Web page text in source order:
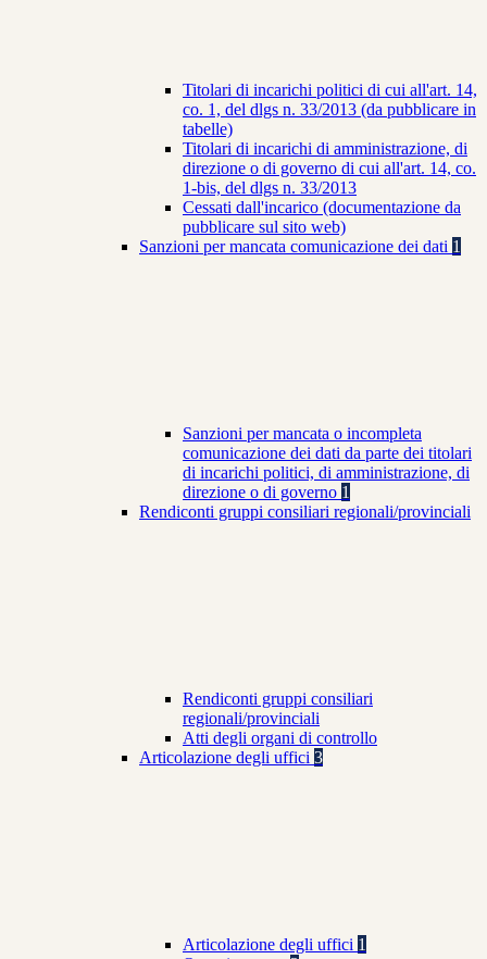
Titolari di incarichi politici di cui all'art. 14,
co. 1, del dlgs n. 33/2013 (da pubblicare in
tabelle)
Titolari di incarichi di amministrazione, di
direzione o di governo di cui all'art. 14, co.
1-bis, del dlgs n. 33/2013
Cessati dall'incarico (documentazione da
pubblicare sul sito web)
Sanzioni per mancata comunicazione dei dati 1
Sanzioni per mancata o incompleta
comunicazione dei dati da parte dei titolari
di incarichi politici, di amministrazione, di
direzione o di governo 1
Rendiconti gruppi consiliari regionali/provinciali
Rendiconti gruppi consiliari
regionali/provinciali
Atti degli organi di controllo
Articolazione degli uffici 3
Articolazione degli uffici 1